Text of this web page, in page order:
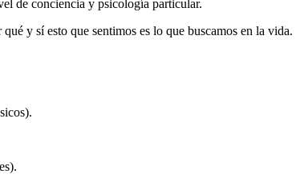
de conciencia y psicología particular.
y sí esto que sentimos es lo que buscamos en la vida.